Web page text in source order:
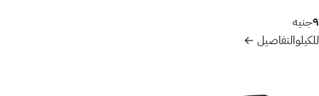
٩جنيه
للكيلوالتفاصيل ←